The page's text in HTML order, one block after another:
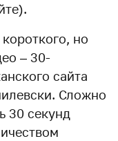
но
– 30-
сайта
Сложно
30 секунд